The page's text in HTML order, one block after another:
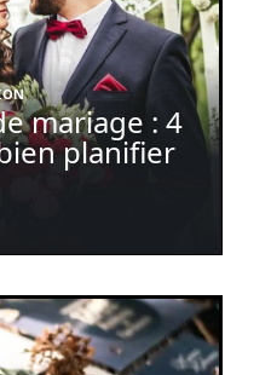
mariage : 4
planifier